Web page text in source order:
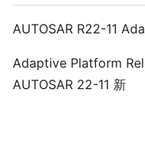
AUTOSAR R22-11
Adaptive Platform
AUTOSAR 22-11 新